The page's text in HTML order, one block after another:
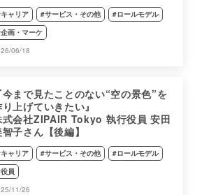
ャリア #サービス・その他
#ロールモデル
画・マーケ
06/18
今まで見たことのない“空の景色”を
上げていきたい』
式会社ZIPAIR Tokyo 執行役員 安田
子さん【後編】
ャリア #サービス・その他
#ロールモデル
員
11/26